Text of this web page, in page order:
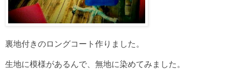
裏地付きのロングコート作りました。
生地に模様があるんで、無地に染めてみました。